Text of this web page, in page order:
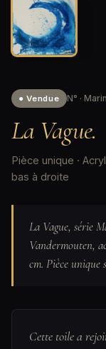
● Vendue N° ·
La Vague.
Pièce unique ·
bas à droite
La Vague, série
Vandermouten,
cm. Pièce unique
Cette toile a